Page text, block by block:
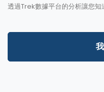
透過Trek數據平台的分析讓您知